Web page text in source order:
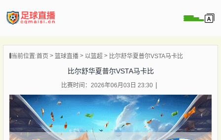
播
闻
当前位置:首页 篮球直播 以篮超 比尔舒华夏普尔VSTA马卡比
比尔舒华夏普尔VSTA马卡比
比赛时间：2026年06月03日 23:30